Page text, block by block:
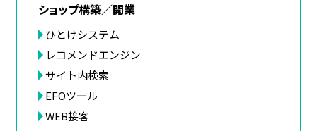
ショップ構築／開業
ひとけシステム
レコメンドエンジン
サイト内検索
EFOツール
WEB接客